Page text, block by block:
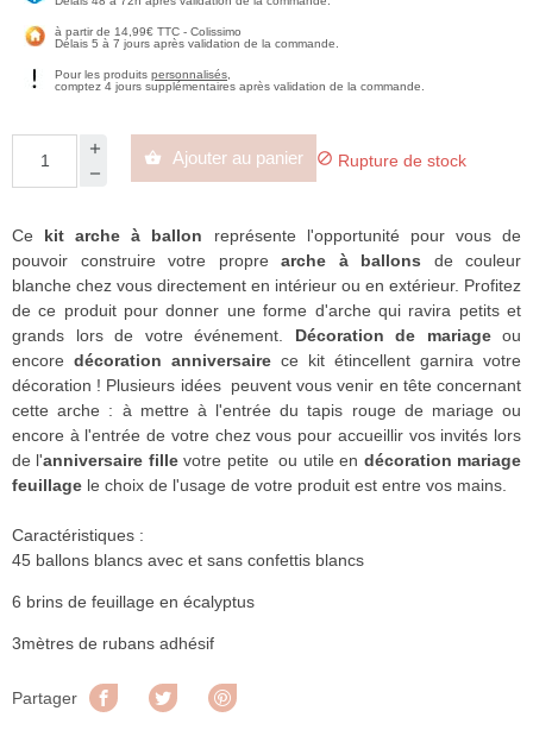
à partir de 14,99€ TTC - Colissimo
Délais 5 à 7 jours après validation de la commande.
Pour les produits personnalisés
comptez 4 jours supplémentaires après validation de la commande.
 Ajouter au panier  Rupture de stock
Ce kit arche à ballon représente l'opportunité pour vous de
pouvoir construire votre propre arche à ballons de couleur
blanche chez vous directement en intérieur ou en extérieur. Profitez
de ce produit pour donner une forme d'arche qui ravira petits et
grands lors de votre événement. Décoration de mariageou
encore décoration anniversaire ce kit étincellent garnira votre
décoration ! Plusieurs idées peuvent vous venir en tête concernant
cette arche : à mettre à l'entrée du tapis rouge de mariage ou
encore à l'entrée de votre chez vous pour accueillir vos invités lors
de l'anniversaire fillevotre petite ou utile en décoration mariage
feuillage le choix de l'usage de votre produit est entre vos mains.
Caractéristiques :
45 ballons blancs avec et sans confettis blancs
6 brins de feuillage en écalyptus
3mètres de rubans adhésif
Partager Partager Tweet